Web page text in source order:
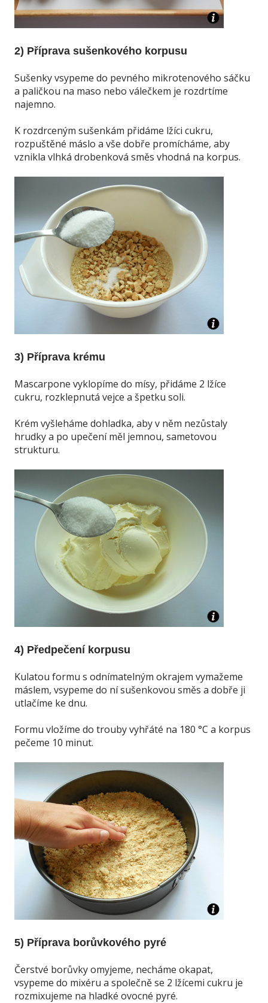
2) Příprava sušenkového korpusu
Sušenky vsypeme do pevného mikrotenového sáčku
a paličkou na maso nebo válečkem je rozdrtíme
najemno.
K rozdrceným sušenkám přidáme lžíci cukru,
rozpuštěné máslo a vše dobře promícháme, aby
vznikla vlhká drobenková směs vhodná na korpus.
3) Příprava krému
Mascarpone vyklopíme do mísy, přidáme 2 lžíce
cukru, rozklepnutá vejce a špetku soli.
Krém vyšleháme dohladka, aby v něm nezůstaly
hrudky a po upečení měl jemnou, sametovou
strukturu.
4) Předpečení korpusu
Kulatou formu s odnímatelným okrajem vymažeme
máslem, vsypeme do ní sušenkovou směs a dobře ji
utlačíme ke dnu.
Formu vložíme do trouby vyhřáté na 180 °C a korpus
pečeme 10 minut.
5) Příprava borůvkového pyré
Čerstvé borůvky omyjeme, necháme okapat,
vsypeme do mixéru a společně se 2 lžícemi cukru je
rozmixujeme na hladké ovocné pyré.